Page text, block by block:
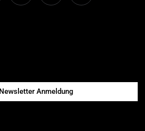
Newsletter Anmeldung